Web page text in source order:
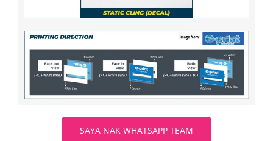
SAYA NAK WHATSAPP TEAM